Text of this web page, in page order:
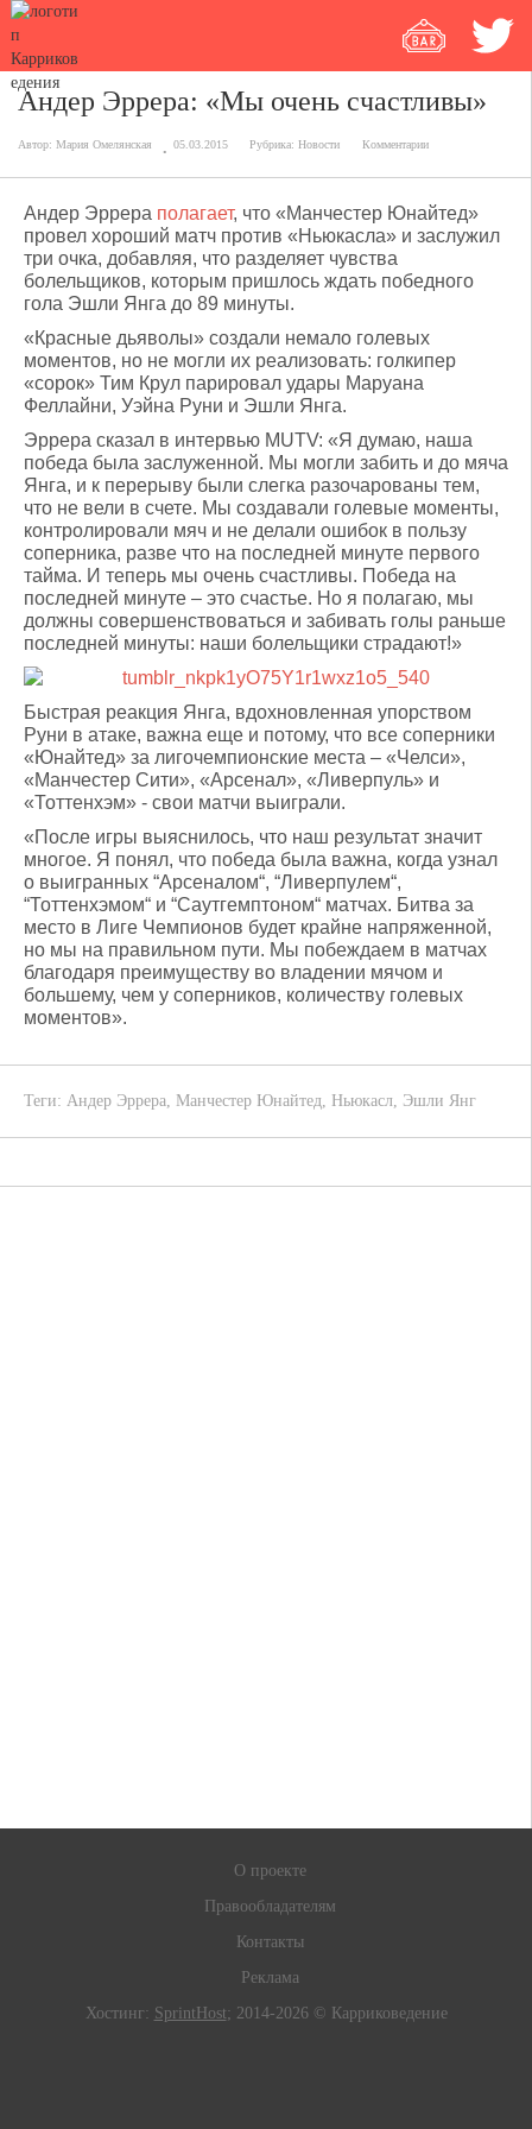
Андер Эррера: «Мы очень счастливы»
Автор: Мария Омелянская 05.03.2015 Рубрика: Новости Комментарии
Андер Эррера полагает, что «Манчестер Юнайтед»
провел хороший матч против «Ньюкасла» и заслужил
три очка, добавляя, что разделяет чувства
болельщиков, которым пришлось ждать победного
гола Эшли Янга до 89 минуты.
«Красные дьяволы» создали немало голевых
моментов, но не могли их реализовать: голкипер
«сорок» Тим Крул парировал удары Маруана
Феллайни, Уэйна Руни и Эшли Янга.
Эррера сказал в интервью MUTV: «Я думаю, наша
победа была заслуженной. Мы могли забить и до мяча
Янга, и к перерыву были слегка разочарованы тем,
что не вели в счете. Мы создавали голевые моменты,
контролировали мяч и не делали ошибок в пользу
соперника, разве что на последней минуте первого
тайма. И теперь мы очень счастливы. Победа на
последней минуте – это счастье. Но я полагаю, мы
должны совершенствоваться и забивать голы раньше
последней минуты: наши болельщики страдают!»
Быстрая реакция Янга, вдохновленная упорством
Руни в атаке, важна еще и потому, что все соперники
«Юнайтед» за лигочемпионские места – «Челси»,
«Манчестер Сити», «Арсенал», «Ливерпуль» и
«Тоттенхэм» - свои матчи выиграли.
«После игры выяснилось, что наш результат значит
многое. Я понял, что победа была важна, когда узнал
о выигранных “Арсеналом“, “Ливерпулем“,
“Тоттенхэмом“ и “Саутгемптоном“ матчах. Битва за
место в Лиге Чемпионов будет крайне напряженной,
но мы на правильном пути. Мы побеждаем в матчах
благодаря преимуществу во владении мячом и
большему, чем у соперников, количеству голевых
моментов».
Теги: Андер Эррера, Манчестер Юнайтед, Ньюкасл, Эшли Янг
О проекте
Правообладателям
Контакты
Реклама
Хостинг: SprintHost; 2014-2026 © Карриковедение